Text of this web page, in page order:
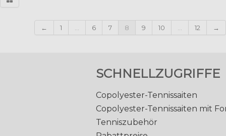
← 1 ... 6 7 8 9 10 ... 12 →
SCHNELLZUGRIFFE
Copolyester-Tennissaiten
Copolyester-Tennissaiten mit
Tenniszubehör